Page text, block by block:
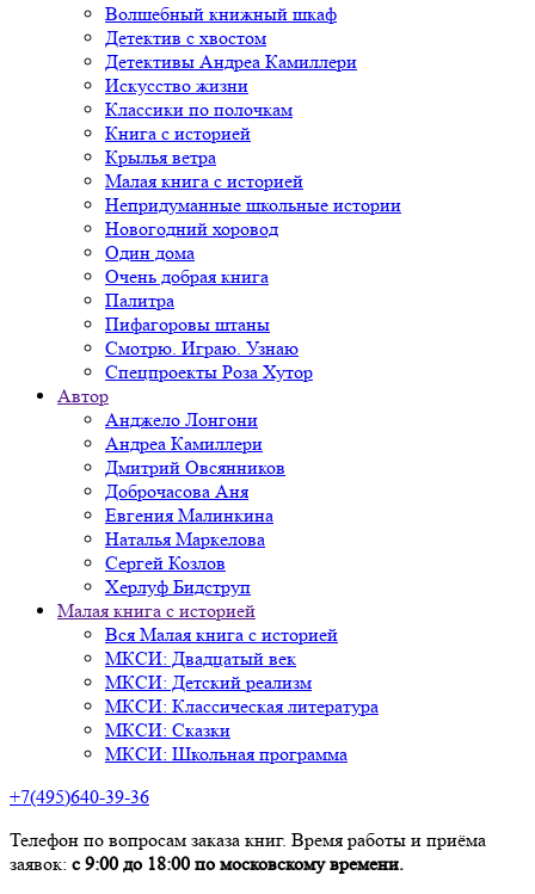
Волшебный книжный шкаф
Детектив с хвостом
Детективы Андреа Камиллери
Искусство жизни
Классики по полочкам
Книга с историей
Крылья ветра
Малая книга с историей
Непридуманные школьные истории
Новогодний хоровод
Один дома
Очень добрая книга
Палитра
Пифагоровы штаны
Смотрю. Играю. Узнаю
Спецпроекты Роза Хутор
Автор
Анджело Лонгони
Андреа Камиллери
Дмитрий Овсянников
Доброчасова Аня
Евгения Малинкина
Наталья Маркелова
Сергей Козлов
Херлуф Бидструп
Малая книга с историей
Вся Малая книга с историей
МКСИ: Двадцатый век
МКСИ: Детский реализм
МКСИ: Классическая литература
МКСИ: Сказки
МКСИ: Школьная программа
+7(495)640-39-36
Телефон по вопросам заказа книг. Время работы и приёма
заявок: с 9:00 до 18:00 по московскому времени.